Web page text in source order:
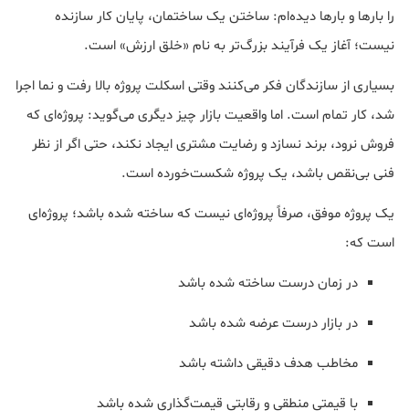
را بارها و بارها دیده‌ام: ساختن یک ساختمان، پایان کار سازنده
نیست؛ آغاز یک فرآیند بزرگ‌تر به نام «خلق ارزش» است.
بسیاری از سازندگان فکر می‌کنند وقتی اسکلت پروژه بالا رفت و نما اجرا
شد، کار تمام است. اما واقعیت بازار چیز دیگری می‌گوید: پروژه‌ای که
فروش نرود، برند نسازد و رضایت مشتری ایجاد نکند، حتی اگر از نظر
فنی بی‌نقص باشد، یک پروژه شکست‌خورده است.
یک پروژه موفق، صرفاً پروژه‌ای نیست که ساخته شده باشد؛ پروژه‌ای
است که:
در زمان درست ساخته شده باشد
در بازار درست عرضه شده باشد
مخاطب هدف دقیقی داشته باشد
با قیمتی منطقی و رقابتی قیمت‌گذاری شده باشد